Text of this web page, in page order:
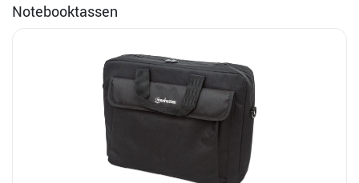
Notebooktassen